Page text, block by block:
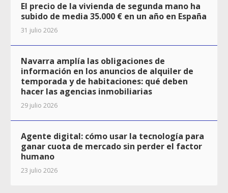
El precio de la vivienda de segunda mano ha
subido de media 35.000 € en un año en España
31 julio 2026
Navarra amplía las obligaciones de
información en los anuncios de alquiler de
temporada y de habitaciones: qué deben
hacer las agencias inmobiliarias
29 julio 2026
Agente digital: cómo usar la tecnología para
ganar cuota de mercado sin perder el factor
humano
23 julio 2026